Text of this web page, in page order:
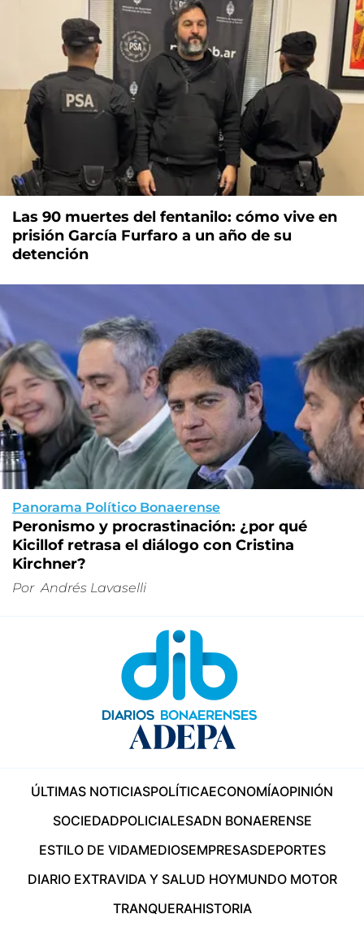
Las 90 muertes del fentanilo: cómo vive en
prisión García Furfaro a un año de su
detención
Panorama Político Bonaerense
Peronismo y procrastinación: ¿por qué
Kicillof retrasa el diálogo con Cristina
Kirchner?
Por Andrés Lavaselli
ÚLTIMAS NOTICIASPOLÍTICAECONOMÍAOPINIÓN
SOCIEDADPOLICIALESADN BONAERENSE
ESTILO DE VIDAMEDIOSEMPRESASDEPORTES
DIARIO EXTRAVIDA Y SALUD HOYMUNDO MOTOR
TRANQUERAHISTORIA